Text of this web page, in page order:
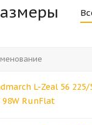
L-Zeal 56 225/
98W RunFlat